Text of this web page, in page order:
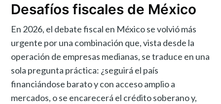
Desafíos fiscales de México
En 2026, el debate fiscal en México se volvió más
urgente por una combinación que, vista desde la
operación de empresas medianas, se traduce en una
sola pregunta práctica: ¿seguirá el país
financiándose barato y con acceso amplio a
mercados, o se encarecerá el crédito soberano y,